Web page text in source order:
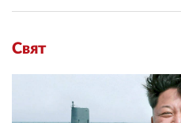
Свят